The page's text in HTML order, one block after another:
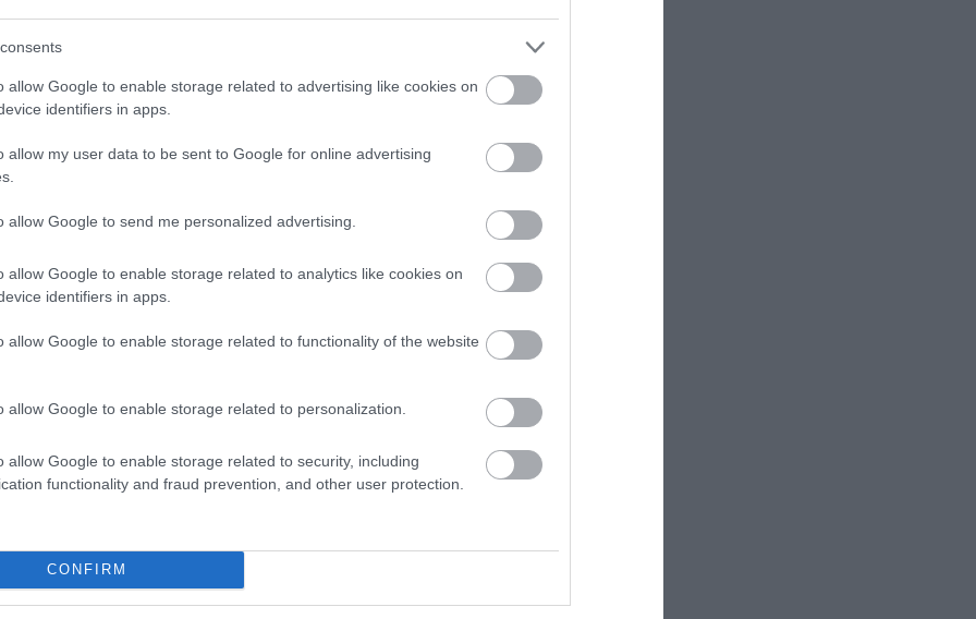
allow Google to enable storage related to advertising like cookies on
identifiers in apps.
allow my user data to be sent to Google for online advertising
allow Google to send me personalized advertising.
allow Google to enable storage related to analytics like cookies on
identifiers in apps.
allow Google to enable storage related to functionality of the website
allow Google to enable storage related to personalization.
allow Google to enable storage related to security, including
functionality and fraud prevention, and other user protection.
CONFIRM
yn
ar
gynnar
a
Yng nghanol y Fenni, hawdd ei
ymyl Afon Wysg, gyda choed
phyllau.
Read More